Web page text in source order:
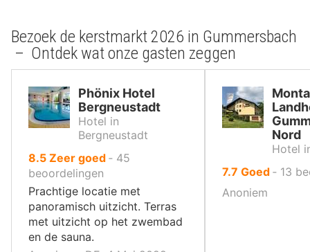
Bezoek de kerstmarkt 2026 in Gummersbach
– Ontdek wat onze gasten zeggen
Phönix Hotel
Bergneustadt
Hotel in
Bergneustadt
8.5uit
10
,
Zeer goed ‐ 45
beoordelingen
Prachtige locatie met
panoramisch uitzicht. Terras
met uitzicht op het zwembad
en de sauna.
Nord
Hotel
7.7 uit
10
Goed ‐ 13
Anoniem